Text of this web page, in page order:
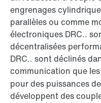
engrenages
parallèles ou comme
électroniques DRC..
décentralisées
DRC.. sont déclinés
communication que
pour des puissances
développent des